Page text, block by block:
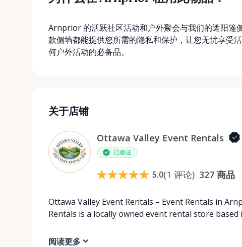
Arnprior 的活跃社区活动和户外聚会与我们的遮阳篷
款侧墙都能提供您所需的隐私和保护，让您无忧享受
何户外活动的必备品。
关于店铺
Ottawa Valley Event Rentals
已验证
5.0(1 评论) 327 商品
Ottawa Valley Event Rentals – Event Rentals in
Rentals is a locally owned event rental store
阅读更多